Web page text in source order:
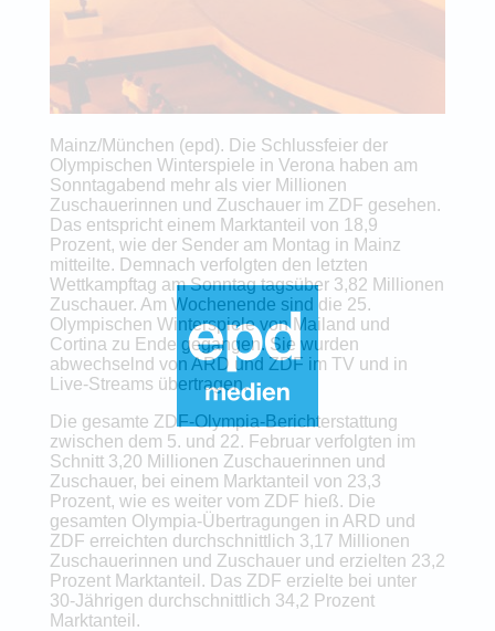
Mainz/München (epd). Die Schlussfeier der
Olympischen Winterspiele in Verona haben am
Sonntagabend mehr als vier Millionen
Zuschauerinnen und Zuschauer im ZDF gesehen.
Das entspricht einem Marktanteil von 18,9
Prozent, wie der Sender am Montag in Mainz
mitteilte. Demnach verfolgten den letzten
Wettkampftag am Sonntag tagsüber 3,82 Millionen
Zuschauer. Am Wochenende sind die 25.
Olympischen Winterspiele von Mailand und
Cortina zu Ende gegangen. Sie wurden
abwechselnd von ARD und ZDF im TV und in
Live-Streams übertragen.
Die gesamte ZDF-Olympia-Berichterstattung
zwischen dem 5. und 22. Februar verfolgten im
Schnitt 3,20 Millionen Zuschauerinnen und
Zuschauer, bei einem Marktanteil von 23,3
Prozent, wie es weiter vom ZDF hieß. Die
gesamten Olympia-Übertragungen in ARD und
ZDF erreichten durchschnittlich 3,17 Millionen
Zuschauerinnen und Zuschauer und erzielten 23,2
Prozent Marktanteil. Das ZDF erzielte bei unter
30-Jährigen durchschnittlich 34,2 Prozent
Marktanteil.